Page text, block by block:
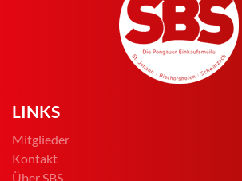
LINKS
Mitglieder
Kontakt
Über SBS